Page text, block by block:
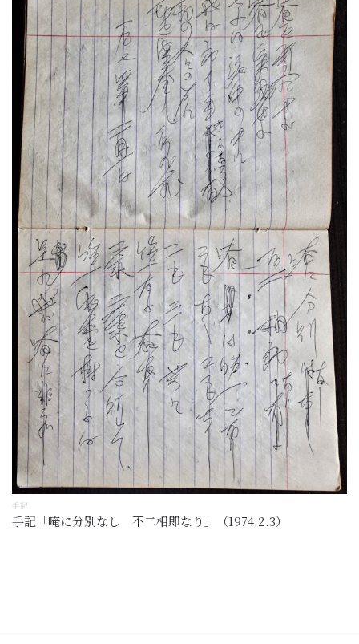
手記
手記「唵に分別なし 不二相即なり」（1974.2.3）